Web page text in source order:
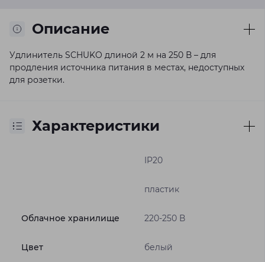
Описание
Удлинитель SCHUKO длиной 2 м на 250 В – для
продления источника питания в местах, недоступных
для розетки.
Характеристики
IP20
пластик
Облачное хранилище 220-250 В
Цвет белый